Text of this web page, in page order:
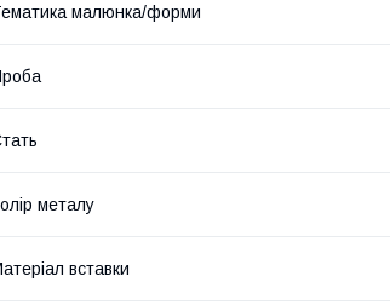
малюнка/форми
металу
вставки